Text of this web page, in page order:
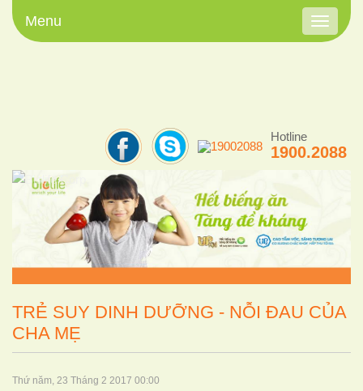
Toggle
Menu
Hotline
1900.2088
TRẺ SUY DINH DƯỠNG - NỖI ĐAU CỦA
CHA MẸ
Thứ năm, 23 Tháng 2 2017 00:00